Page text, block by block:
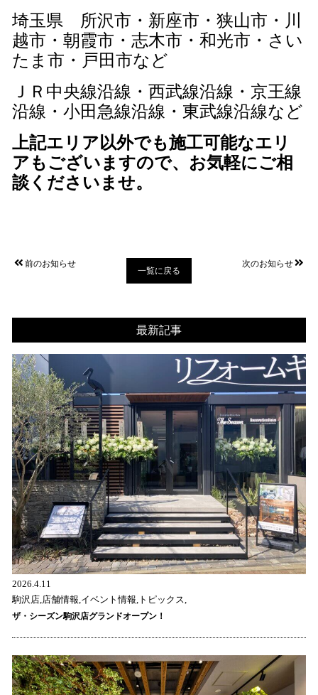
埼玉県 所沢市・新座市・狭山市・川
越市・朝霞市・志木市・和光市・さい
たま市・戸田市など
ＪＲ中央線沿線・西武線沿線・京王線
沿線・小田急線沿線・東武線沿線など
上記エリア以外でも施工可能なエリ
アもございますので、お気軽にご相
談くださいませ。
前のお知らせ
一覧に戻る
次のお知らせ
最新記事
2026.4.11
駒沢店,店舗情報,イベント情報,トピックス,
ザ・シーズン駒沢店グランドオープン！